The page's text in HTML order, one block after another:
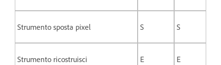
Strumento sposta pixel S S
Strumento ricostruisci E E